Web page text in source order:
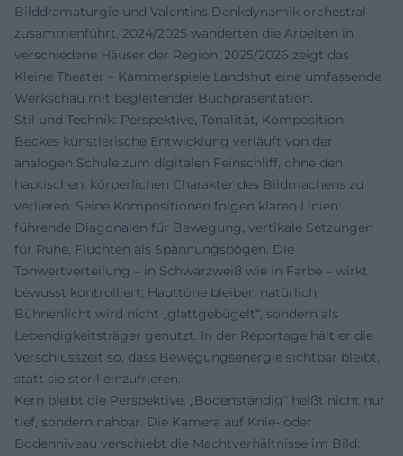
Bilddramaturgie und Valentins Denkdynamik orchestral
zusammenführt. 2024/2025 wanderten die Arbeiten in
verschiedene Häuser der Region; 2025/2026 zeigt das
Kleine Theater – Kammerspiele Landshut eine umfassende
Werkschau mit begleitender Buchpräsentation.
Stil und Technik: Perspektive, Tonalität, Komposition
Beckes künstlerische Entwicklung verläuft von der
analogen Schule zum digitalen Feinschliff, ohne den
haptischen, körperlichen Charakter des Bildmachens zu
verlieren. Seine Kompositionen folgen klaren Linien:
führende Diagonalen für Bewegung, vertikale Setzungen
für Ruhe, Fluchten als Spannungsbögen. Die
Tonwertverteilung – in Schwarzweiß wie in Farbe – wirkt
bewusst kontrolliert; Hauttöne bleiben natürlich,
Bühnenlicht wird nicht „glattgebügelt“, sondern als
Lebendigkeitsträger genutzt. In der Reportage hält er die
Verschlusszeit so, dass Bewegungsenergie sichtbar bleibt,
statt sie steril einzufrieren.
Kern bleibt die Perspektive. „Bodenständig“ heißt nicht nur
tief, sondern nahbar. Die Kamera auf Knie- oder
Bodenniveau verschiebt die Machtverhältnisse im Bild: